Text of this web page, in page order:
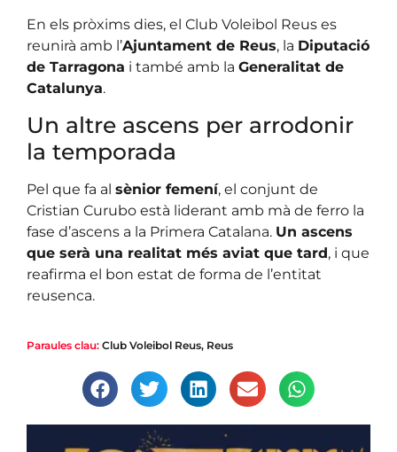
En els pròxims dies, el Club Voleibol Reus es
reunirà amb l’Ajuntament de Reus, la Diputació
de Tarragona i també amb la Generalitat de
Catalunya.
Un altre ascens per arrodonir
la temporada
Pel que fa al sènior femení, el conjunt de
Cristian Curubo està liderant amb mà de ferro la
fase d’ascens a la Primera Catalana. Un ascens
que serà una realitat més aviat que tard, i que
reafirma el bon estat de forma de l’entitat
reusenca.
Paraules clau: Club Voleibol Reus, Reus